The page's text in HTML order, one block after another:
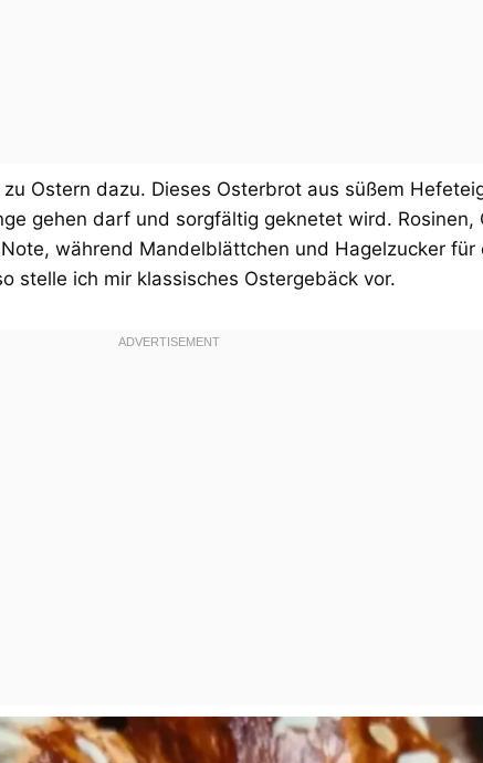
Ostern dazu. Dieses Osterbrot aus süßem
gehen darf und sorgfältig geknetet wird. Rosinen,
während Mandelblättchen und Hagelzucker für
stelle ich mir klassisches Ostergebäck vor.